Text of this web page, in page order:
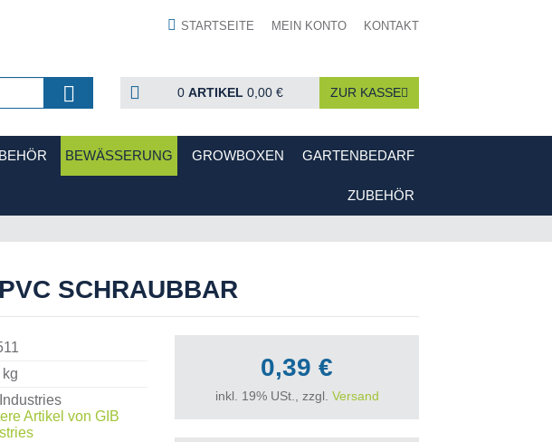
STARTSEITE MEIN KONTO KONTAKT
0 ARTIKEL 0,00 € ZUR KASSE
BEWÄSSERUNG GROWBOXEN GARTENBEDARF
ZUBEHÖR
SCHRAUBBAR
Artikel von GIB
0,39 €
inkl. 19% USt., zzgl. Versand